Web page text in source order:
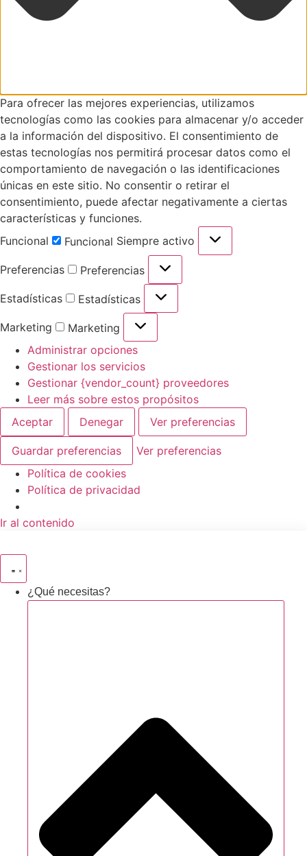
Para ofrecer las mejores experiencias, utilizamos
tecnologías como las cookies para almacenar y/o acceder
a la información del dispositivo. El consentimiento de
estas tecnologías nos permitirá procesar datos como el
comportamiento de navegación o las identificaciones
únicas en este sitio. No consentir o retirar el
consentimiento, puede afectar negativamente a ciertas
características y funciones.
Funcional
Funcional Siempre activo
Preferencias Preferencias
Estadísticas Estadísticas
Marketing
Marketing
Administrar opciones
Gestionar los servicios
Gestionar {vendor_count} proveedores
Leer más sobre estos propósitos
Aceptar
Denegar Ver preferencias
Guardar preferencias
Ver preferencias
Política de cookies
Política de privacidad
Ir al contenido
¿Qué necesitas?